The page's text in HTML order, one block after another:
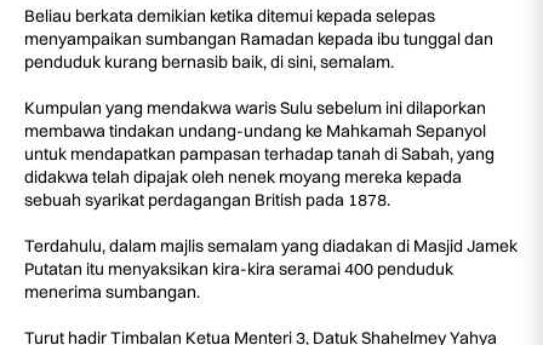
Beliau berkata demikian ketika ditemui kepada selepas
menyampaikan sumbangan Ramadan kepada ibu tunggal dan
penduduk kurang bernasib baik, di sini, semalam.
Kumpulan yang mendakwa waris Sulu sebelum ini dilaporkan
membawa tindakan undang-undang ke Mahkamah Sepanyol
untuk mendapatkan pampasan terhadap tanah di Sabah, yang
didakwa telah dipajak oleh nenek moyang mereka kepada
sebuah syarikat perdagangan British pada 1878.
Terdahulu, dalam majlis semalam yang diadakan di Masjid Jamek
Putatan itu menyaksikan kira-kira seramai 400 penduduk
menerima sumbangan.
Turut hadir Timbalan Ketua Menteri 3, Datuk Shahelmey Yahya